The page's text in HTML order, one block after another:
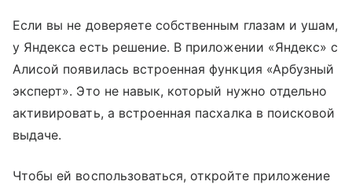
Если вы не доверяете собственным глазам и ушам,
у Яндекса есть решение. В приложении «Яндекс» с
Алисой появилась встроенная функция «Арбузный
эксперт». Это не навык, который нужно отдельно
активировать, а встроенная пасхалка в поисковой
выдаче.
Чтобы ей воспользоваться, откройте приложение